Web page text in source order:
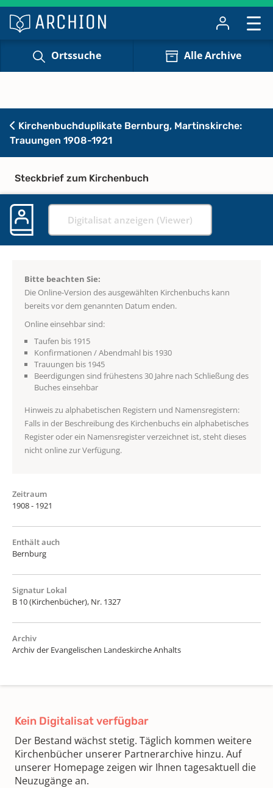
Ortssuche Alle Archive
Kirchenbuchduplikate Bernburg, Martinskirche:
Trauungen 1908-1921
Steckbrief zum Kirchenbuch
Digitalisat anzeigen (Viewer)
Bitte beachten Sie:
Die Online-Version des ausgewählten Kirchenbuchs kann
bereits vor dem genannten Datum enden.
Online einsehbar sind:
Taufen bis 1915
Konfirmationen / Abendmahl bis 1930
Trauungen bis 1945
Beerdigungen sind frühestens 30 Jahre nach Schließung des
Buches einsehbar
Hinweis zu alphabetischen Registern und Namensregistern:
Falls in der Beschreibung des Kirchenbuchs ein alphabetisches
Register oder ein Namensregister verzeichnet ist, steht dieses
nicht online zur Verfügung.
Zeitraum
1908 - 1921
Enthält auch
Bernburg
Signatur Lokal
B 10 (Kirchenbücher), Nr. 1327
Archiv
Archiv der Evangelischen Landeskirche Anhalts
Kein Digitalisat verfügbar
Der Bestand wächst stetig. Täglich kommen weitere
Kirchenbücher unserer Partnerarchive hinzu. Auf
unserer Homepage zeigen wir Ihnen tagesaktuell die
Neuzugänge an.